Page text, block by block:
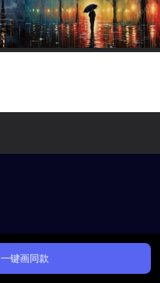
一键画同款